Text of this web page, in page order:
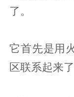
了。
它首先是用
区联系起来